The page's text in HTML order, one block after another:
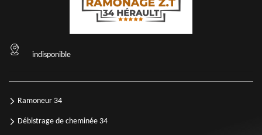
indisponible
Ramoneur 34
Débistrage de cheminée 34